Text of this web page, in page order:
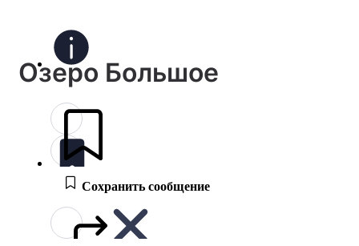
Озеро Большое
Сохранить сообщение